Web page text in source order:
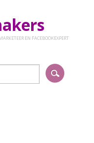
EN FACEBOOKEXPERT